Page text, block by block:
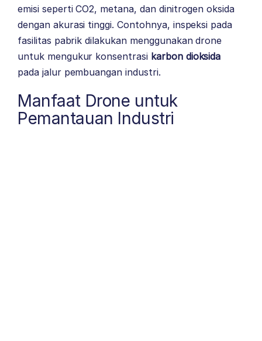
emisi seperti CO2, metana, dan dinitrogen oksida
dengan akurasi tinggi. Contohnya, inspeksi pada
fasilitas pabrik dilakukan menggunakan drone
untuk mengukur konsentrasi karbon dioksida
pada jalur pembuangan industri.
Manfaat Drone untuk
Pemantauan Industri